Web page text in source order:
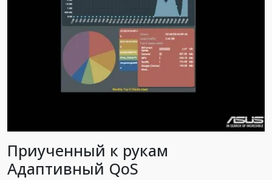
Приученный к рукам
Адаптивный QoS